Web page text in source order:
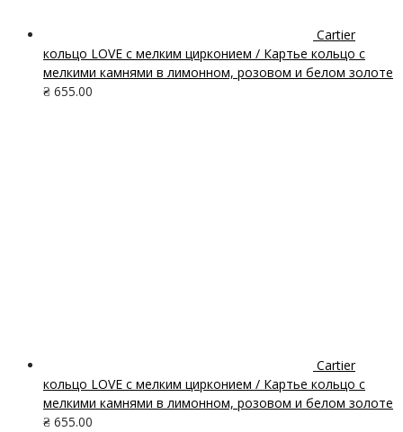
Cartier
кольцо LOVE с мелким цирконием / Картье кольцо с
мелкими камнями в лимонном, розовом и белом золоте
₴ 655.00
Cartier
кольцо LOVE с мелким цирконием / Картье кольцо с
мелкими камнями в лимонном, розовом и белом золоте
₴ 655.00